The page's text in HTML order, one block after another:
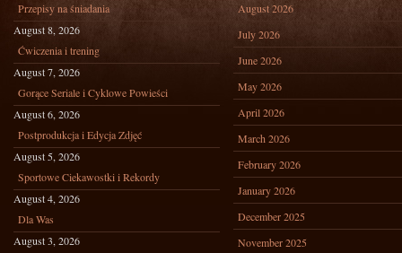
Przepisy na śniadania
August 8, 2026
Ćwiczenia i trening
August 7, 2026
Gorące Seriale i Cyklowe Powieści
August 6, 2026
Postprodukcja i Edycja Zdjęć
August 5, 2026
Sportowe Ciekawostki i Rekordy
August 4, 2026
Dla Was
August 3, 2026
August 2026
July 2026
June 2026
May 2026
April 2026
March 2026
February 2026
January 2026
December 2025
November 2025